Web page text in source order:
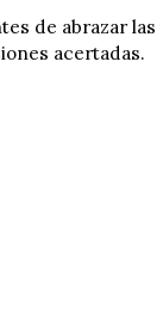
de abrazar las
acertadas.